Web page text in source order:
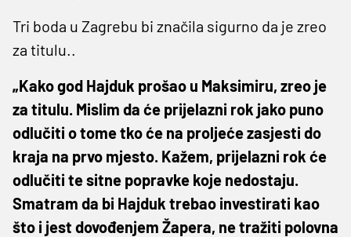
Tri boda u Zagrebu bi značila sigurno da je zreo
za titulu..
„Kako god Hajduk prošao u Maksimiru, zreo je
za titulu. Mislim da će prijelazni rok jako puno
odlučiti o tome tko će na proljeće zasjesti do
kraja na prvo mjesto. Kažem, prijelazni rok će
odlučiti te sitne popravke koje nedostaju.
Smatram da bi Hajduk trebao investirati kao
što i jest dovođenjem Žapera, ne tražiti polovna